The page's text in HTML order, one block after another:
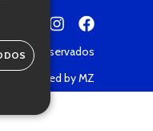
reservados
Powered by MZ